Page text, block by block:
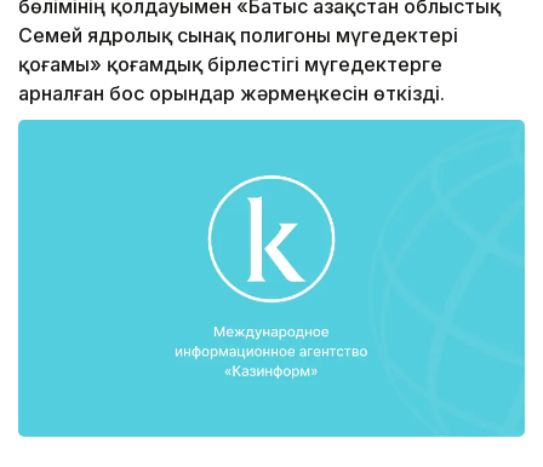
бөлімінің қолдауымен «Батыс Қазақстан облыстық
Семей ядролық сынақ полигоны мүгедектері
қоғамы» қоғамдық бірлестігі мүгедектерге
арналған бос орындар жәрмеңкесін өткізді.